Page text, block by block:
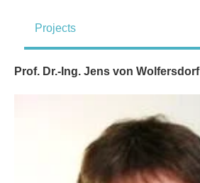
Projects
Prof. Dr.-Ing. Jens von Wolfersdorf